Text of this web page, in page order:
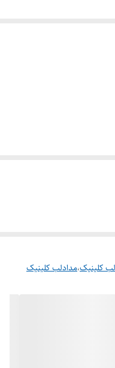
کلینیک،مدادلب کلینیک